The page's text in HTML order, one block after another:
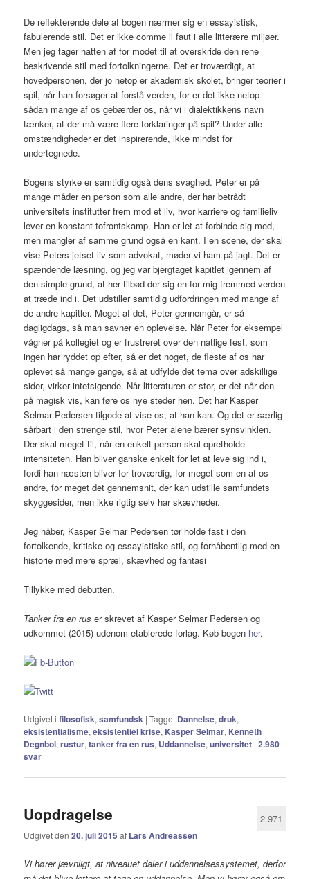
De reflekterende dele af bogen nærmer sig en essayistisk,
fabulerende stil. Det er ikke comme il faut i alle litterære miljøer.
Men jeg tager hatten af for modet til at overskride den rene
beskrivende stil med fortolkningerne. Det er troværdigt, at
hovedpersonen, der jo netop er akademisk skolet, bringer teorier i
spil, når han forsøger at forstå verden, for er det ikke netop
sådan mange af os gebærder os, når vi i dialektikkens navn
tænker, at der må være flere forklaringer på spil? Under alle
omstændigheder er det inspirerende, ikke mindst for
undertegnede.
Bogens styrke er samtidig også dens svaghed. Peter er på
mange måder en person som alle andre, der har betrådt
universitets institutter frem mod et liv, hvor karriere og familieliv
lever en konstant tofrontskamp. Han er let at forbinde sig med,
men mangler af samme grund også en kant. I en scene, der skal
vise Peters jetset-liv som advokat, møder vi ham på jagt. Det er
spændende læsning, og jeg var bjergtaget kapitlet igennem af
den simple grund, at her tilbød der sig en for mig fremmed verden
at træde ind i. Det udstiller samtidig udfordringen med mange af
de andre kapitler. Meget af det, Peter gennemgår, er så
dagligdags, så man savner en oplevelse. Når Peter for eksempel
vågner på kollegiet og er frustreret over den natlige fest, som
ingen har ryddet op efter, så er det noget, de fleste af os har
oplevet så mange gange, så at udfylde det tema over adskillige
sider, virker intetsigende. Når litteraturen er stor, er det når den
på magisk vis, kan føre os nye steder hen. Det har Kasper
Selmar Pedersen tilgode at vise os, at han kan. Og det er særlig
sårbart i den strenge stil, hvor Peter alene bærer synsvinklen.
Der skal meget til, når en enkelt person skal opretholde
intensiteten. Han bliver ganske enkelt for let at leve sig ind i,
fordi han næsten bliver for troværdig, for meget som en af os
andre, for meget det gennemsnit, der kan udstille samfundets
skyggesider, men ikke rigtig selv har skævheder.
Jeg håber, Kasper Selmar Pedersen tør holde fast i den
fortolkende, kritiske og essayistiske stil, og forhåbentlig med en
historie med mere spræl, skævhed og fantasi
Tillykke med debutten.
Tanker fra en ruser skrevet af Kasper Selmar Pedersen og
udkommet (2015) udenom etablerede forlag. Køb bogen her.
Udgivet i filosofisk,samfundsk |Tagget Dannelse,druk,
eksistentialisme,eksistentiel krise, Kasper Selmar, Kenneth
Degnbol,rustur,tanker fra en rus, Uddannelse,universitet |2.980
svar
Uopdragelse
Udgivet den20. juli 2015 af Lars Andreassen
2.971
Vi hører jævnligt, at niveauet daler i uddannelsessystemet, derfor